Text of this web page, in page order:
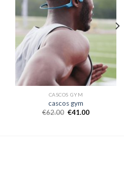
CASCOS GYM
cascos gym
€62.00 €41.00